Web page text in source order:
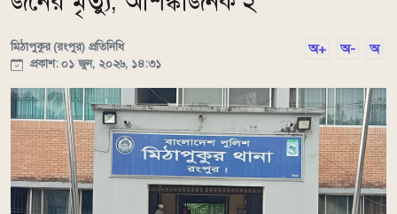
মিঠাপুকুর (রংপুর) প্রতিনিধি
প্রকাশ: ০১ জুন, ২০২৬, ১৪:৩১
অ+ অ- অ